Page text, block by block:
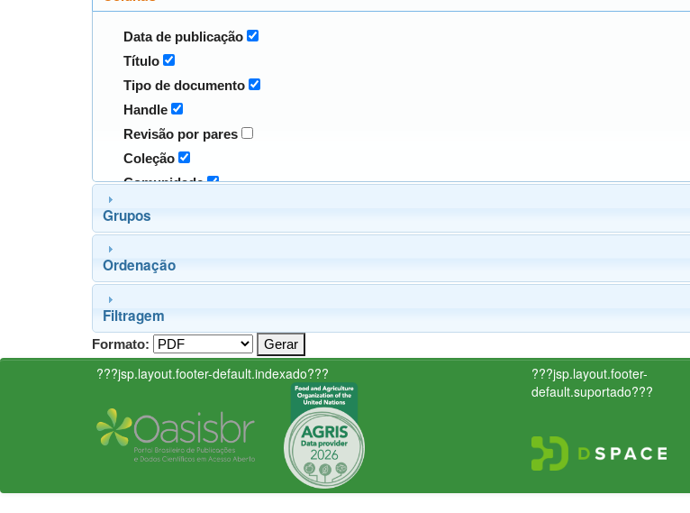
Data de publicação
Título
Tipo de documento
Handle
Revisão por pares
Coleção
Comunidade
Grupos
Ordenação
Filtragem
Formato:
???jsp.layout.footer-default.indexado???
???jsp.layout.footer-
default.suportado???